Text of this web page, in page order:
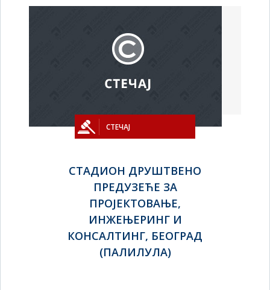
СТЕЧАЈ
СТАДИОН ДРУШТВЕНО
ПРЕДУЗЕЋЕ ЗА
ПРОЈЕКТОВАЊЕ,
ИНЖЕЊЕРИНГ И
КОНСАЛТИНГ, БЕОГРАД
(ПАЛИЛУЛА)